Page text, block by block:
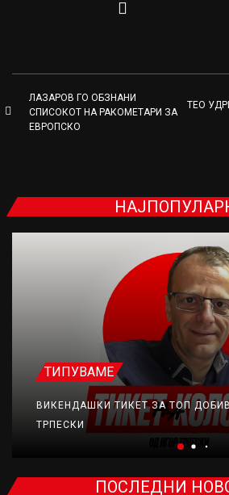
ЛАЗАРОВ ГО ОБЗНАНИ
СПИСОКОТ НА РАКОМЕТАРИ ЗА
ЕВРОПСКО
ТЕО
ТИПУВАМЕ
ВИКЕНДАШКИ ТИКЕТ ЗА ТОП
ТРПЕСКИ
ПОСЛЕДНИ